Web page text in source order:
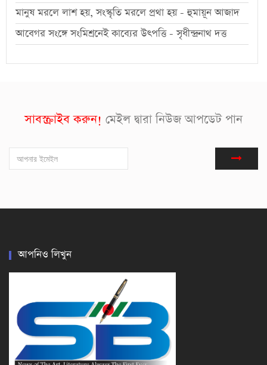
মানুষ মরলে লাশ হয়, সংস্কৃতি মরলে প্রথা হয় - হুমায়ূন আজাদ
আবেগর সংঙ্গে সংমিশ্রনেই কাব্যের উৎপত্তি - সৃধীন্দ্রনাথ দত্ত
সাবস্ক্রাইব করুন! মেইল দ্বারা নিউজ আপডেট পান
আপনিও লিখুন